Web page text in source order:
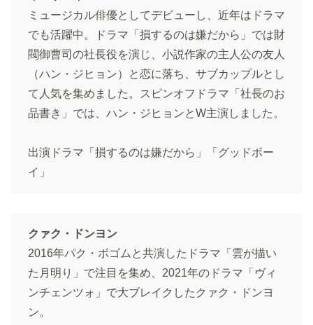
ミュージカル俳優としてデビューし、近年はドラマ
でも活躍中。ドラマ「損するのは嫌だから」では財
閥御曹司の社長役を演じ、小説作家の主人公の友人
（ハン・ジヒョン）と恋に落ち、サブカップルとし
て人気を集めました。スピンオフドラマ「社長のお
品書き」では、ハン・ジヒョンとW主演しました。
出演ドラマ「損するのは嫌だから」「グッドボー
イ」
クァク・ドンヨン
2016年パク・ボゴムと共演したドラマ「雲が描い
た月明り」で注目を集め、2021年のドラマ「ヴィ
ンチェンツォ」で大ブレイクしたクァク・ドンヨ
ン。